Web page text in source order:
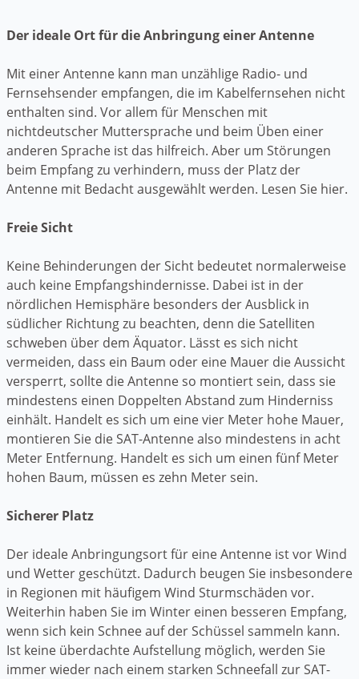
Der ideale Ort für die Anbringung einer Antenne
Mit einer Antenne kann man unzählige Radio- und
Fernsehsender empfangen, die im Kabelfernsehen nicht
enthalten sind. Vor allem für Menschen mit
nichtdeutscher Muttersprache und beim Üben einer
anderen Sprache ist das hilfreich. Aber um Störungen
beim Empfang zu verhindern, muss der Platz der
Antenne mit Bedacht ausgewählt werden. Lesen Sie hier.
Freie Sicht
Keine Behinderungen der Sicht bedeutet normalerweise
auch keine Empfangshindernisse. Dabei ist in der
nördlichen Hemisphäre besonders der Ausblick in
südlicher Richtung zu beachten, denn die Satelliten
schweben über dem Äquator. Lässt es sich nicht
vermeiden, dass ein Baum oder eine Mauer die Aussicht
versperrt, sollte die Antenne so montiert sein, dass sie
mindestens einen Doppelten Abstand zum Hinderniss
einhält. Handelt es sich um eine vier Meter hohe Mauer,
montieren Sie die SAT-Antenne also mindestens in acht
Meter Entfernung. Handelt es sich um einen fünf Meter
hohen Baum, müssen es zehn Meter sein.
Sicherer Platz
Der ideale Anbringungsort für eine Antenne ist vor Wind
und Wetter geschützt. Dadurch beugen Sie insbesondere
in Regionen mit häufigem Wind Sturmschäden vor.
Weiterhin haben Sie im Winter einen besseren Empfang,
wenn sich kein Schnee auf der Schüssel sammeln kann.
Ist keine überdachte Aufstellung möglich, werden Sie
immer wieder nach einem starken Schneefall zur SAT-